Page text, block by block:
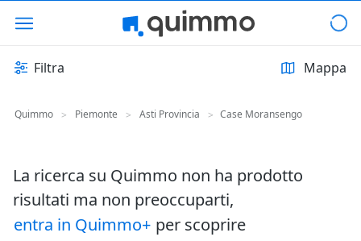
Filtra Mappa
Quimmo > Piemonte > Asti Provincia > Case Moransengo
La ricerca su Quimmo non ha prodotto
risultati ma non preoccuparti,
entra in Quimmo+ per scoprire